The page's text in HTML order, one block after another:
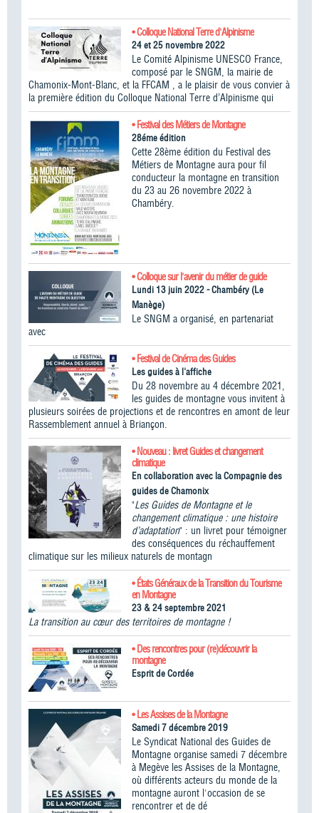
• Colloque National Terre d'Alpinisme
24 et 25 novembre 2022
Le Comité Alpinisme UNESCO France,
composé par le SNGM, la mairie de
Chamonix-Mont-Blanc, et la FFCAM , a le plaisir de vous convier à
la première édition du Colloque National Terre d’Alpinisme qui
• Festival des Métiers de Montagne
28éme édition
Cette 28ème édition du Festival des
Métiers de Montagne aura pour fil
conducteur la montagne en transition
du 23 au 26 novembre 2022 à
Chambéry.
• Colloque sur l'avenir du métier de guide
Lundi 13 juin 2022 - Chambéry (Le
Manège)
Le SNGM a organisé, en partenariat
avec
• Festival de Cinéma des Guides
Les guides à l'affiche
Du 28 novembre au 4 décembre 2021,
les guides de montagne vous invitent à
plusieurs soirées de projections et de rencontres en amont de leur
Rassemblement annuel à Briançon.
• Nouveau : livret Guides et changement
climatique
En collaboration avec la Compagnie des
guides de Chamonix
"Les Guides de Montagne et le
changement climatique : une histoire
d’adaptation" : un livret pour témoigner
des conséquences du réchauffement
climatique sur les milieux naturels de montagn
• États Généraux de la Transition du Tourisme
en Montagne
23 & 24 septembre 2021
La transition au cœur des territoires de montagne !
• Des rencontres pour (re)découvrir la
montagne
Esprit de Cordée
• Les Assises de la Montagne
Samedi 7 décembre 2019
Le Syndicat National des Guides de
Montagne organise samedi 7 décembre
à Megève les Assises de la Montagne,
où différents acteurs du monde de la
montagne auront l'occasion de se
rencontrer et de dé